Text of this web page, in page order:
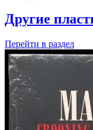
Другие
Перейти в раздел